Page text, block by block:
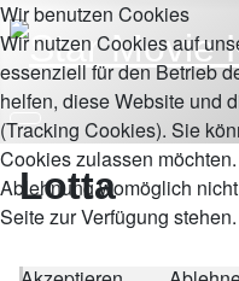
Lotta
Wir benutzen Cookies
Wir nutzen Cookies auf
essenziell für den Betrieb
helfen, diese Website und
(Tracking Cookies). Sie
Cookies zulassen
Ablehnung womöglich
Seite zur Verfügung stehen.